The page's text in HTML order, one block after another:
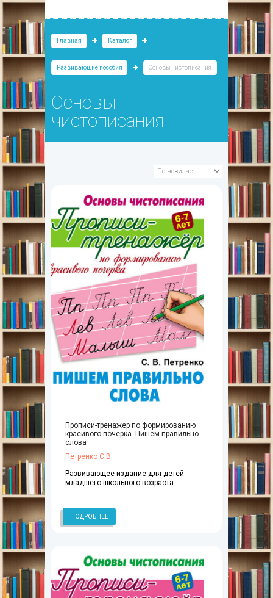
Главная Каталог
Развивающие пособия Основы чистописания
Основы
чистописания
Прописи-тренажер по формированию
красивого почерка. Пишем правильно
слова
Петренко С.В.
Развивающее издание для детей
младшего школьного возраста
ПОДРОБНЕЕ